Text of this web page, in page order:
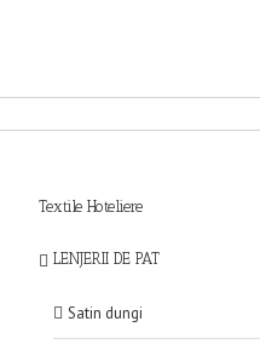
Textile Hoteliere
LENJERII DE PAT
Satin dungi